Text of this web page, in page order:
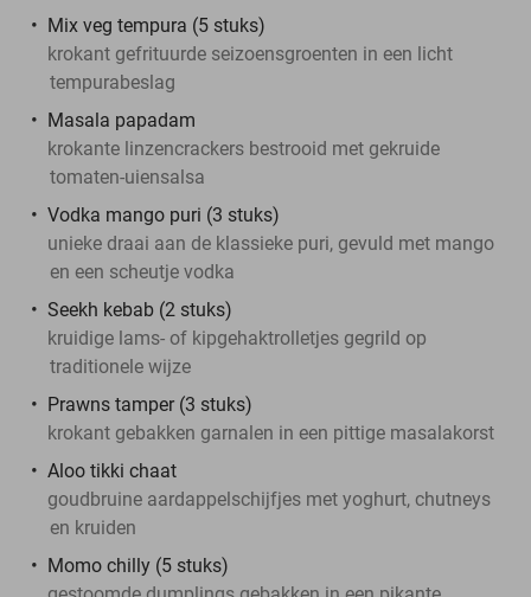
Mix veg tempura (5 stuks)
krokant gefrituurde seizoensgroenten in een licht
tempurabeslag
Masala papadam
krokante linzencrackers bestrooid met gekruide
tomaten-uiensalsa
Vodka mango puri (3 stuks)
unieke draai aan de klassieke puri, gevuld met mango
en een scheutje vodka
Seekh kebab (2 stuks)
kruidige lams- of kipgehaktrolletjes gegrild op
traditionele wijze
Prawns tamper (3 stuks)
krokant gebakken garnalen in een pittige masalakorst
Aloo tikki chaat
goudbruine aardappelschijfjes met yoghurt, chutneys
en kruiden
Momo chilly (5 stuks)